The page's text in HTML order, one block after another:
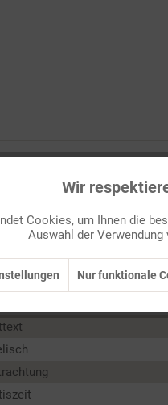
oder auch
nicht auf ein biblisches
heute für uns bedeuten
Wir
Cookies, um Ihnen die
Auswahl der
Nur funktionale